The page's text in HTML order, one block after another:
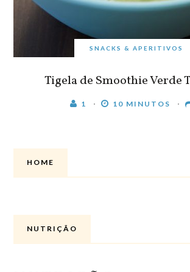
SNACKS & APERITIVOS
Tigela de Smoothie Verde
1 10 MINUTOS
HOME
NUTRIÇÃO